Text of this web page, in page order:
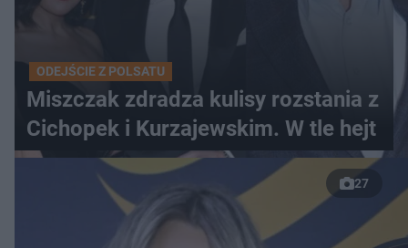
ODEJŚCIE Z POLSATU
Miszczak zdradza kulisy rozstania z
Cichopek i Kurzajewskim. W tle hejt
27